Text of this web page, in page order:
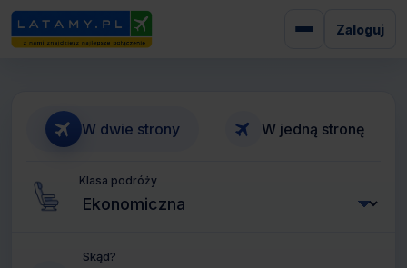
Zaloguj
W dwie strony W jedną stronę
Klasa podróży
Skąd?